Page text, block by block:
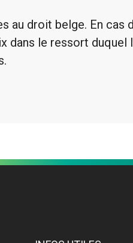
au droit belge. En cas
dans le ressort duquel